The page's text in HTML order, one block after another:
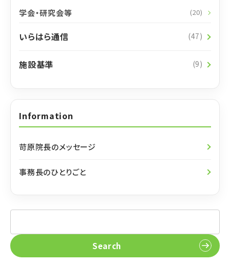
学会・研究会等 (20)
いらはら通信 (47)
施設基準 (9)
Information
苛原院長のメッセージ
事務長のひとりごと
Search